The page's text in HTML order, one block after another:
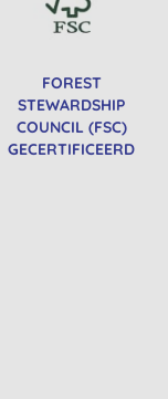
FOREST
STEWARDSHIP
COUNCIL (FSC)
GECERTIFICEERD